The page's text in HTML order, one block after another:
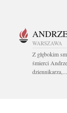
WARSZAWA
Z głębokim
śmierci
dziennikarza,...